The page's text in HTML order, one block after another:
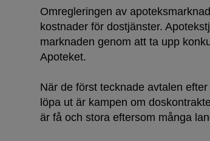
Omregleringen av
kostnader för dostjänster.
marknaden genom att ta upp
Apoteket.
När de först tecknade avtalen
löpa ut är kampen om
är få och stora eftersom många